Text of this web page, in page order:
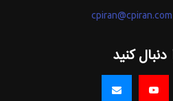
cpiran@cpiran.com
دنبال کنید